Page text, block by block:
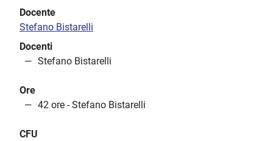
Docente
Stefano Bistarelli
Docenti
Stefano Bistarelli
Ore
42 ore - Stefano Bistarelli
CFU